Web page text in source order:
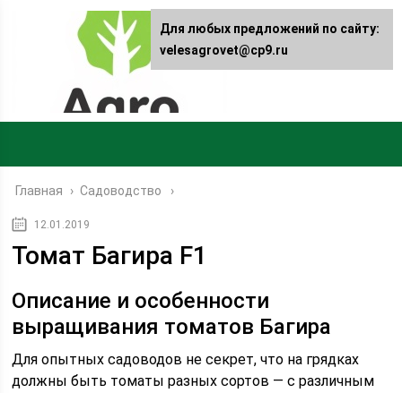
Главная › Садоводство
12.01.2019
Томат Багира F1
Описание и особенности
выращивания томатов Багира
Для опытных садоводов не секрет, что на грядках
должны быть томаты разных сортов — с различным
Для любых предложений по сайту:
velesagrovet@cp9.ru